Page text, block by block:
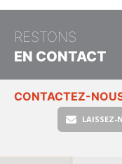
RESTONS
EN CONTACT
CONTACTEZ-
LAISSEZ-